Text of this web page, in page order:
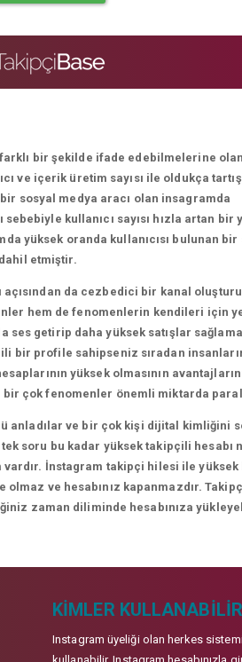
bir şekilde ifade edebilmelerine
içerik üretim sayısı ile oldukça
sosyal medya aracı olan insagramda
kullanıcı sayısı hızla artan bir
yüksek oranda kullanıcısı bulunan
dahil etmiştir.
da cezbedici bir kanal
hem de fenomenlerin kendileri için
getirip daha yüksek satışlar
profile sahipseniz sıradan
yüksek olmasının
çok fenomenler önemli miktarda
anladılar ve bir çok kişi dijital kimliğini
soru bu kadar yüksek takipçili hesabı
İnstagram takipçi hilesi ile yüksek
ve hesabınız kapanmazdır.
zaman diliminde hesabınıza
KIMLER KULLANABILIR
Instagram üyeliği olan herkes